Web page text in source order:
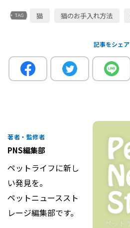
猫 猫のお手入れ方法
記事をシェア
著者・監修者
PNS編集部
ペットライフに新し
い発見を。
ペットニューススト
レージ編集部です。